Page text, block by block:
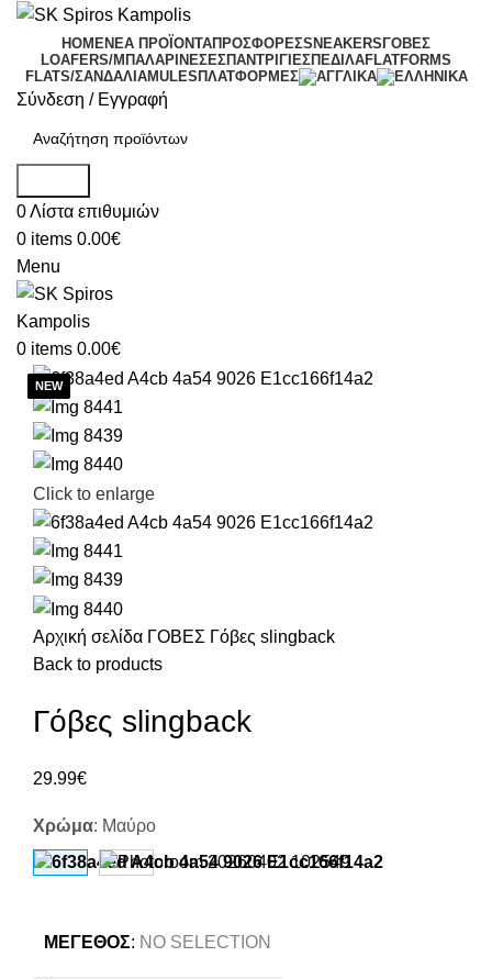
HOMEΝΕΑ ΠΡΟΪΟΝΤΑΠΡΟΣΦΟΡΕΣSNEAKERS ΓΟΒΕΣ
LOAFERS/ΜΠΑΛΑΡΙΝΕΣΕΣΠΑΝΤΡΙΓΙΕΣΠΕΔΙΛΑFLATFORMS
FLATS/ΣΑΝΔΑΛΙΑMULES ΠΛΑΤΦΟΡΜΕΣ
Σύνδεση / Εγγραφή
0Λίστα επιθυμιών
0 items 0.00€
Menu
0 items 0.00€
Click to enlarge
Αρχική σελίδα ΓΟΒΕΣ Γόβες slingback
Back to products
Γόβες slingback
29.99€
Χρώμα: Μαύρο
ΜΈΓΕΘΟΣ: NO SELECTION